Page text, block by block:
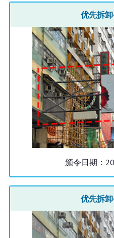
优先拆
颁令日期：
优先拆